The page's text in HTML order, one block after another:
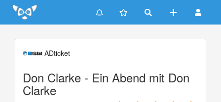
Update cookies preferences
ADticket
Don Clarke - Ein Abend mit Don
Clarke